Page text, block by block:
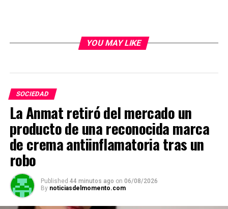
YOU MAY LIKE
SOCIEDAD
La Anmat retiró del mercado un
producto de una reconocida marca
de crema antiinflamatoria tras un
robo
Published 44 minutos ago on 06/08/2026
By noticiasdelmomento.com